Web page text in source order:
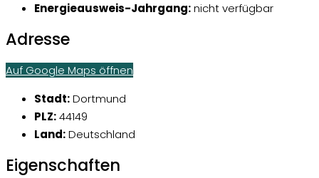
Energieausweis-Jahrgang:nicht verfügbar
Adresse
Auf Google Maps öffnen
Stadt:Dortmund
PLZ:44149
Land:Deutschland
Eigenschaften